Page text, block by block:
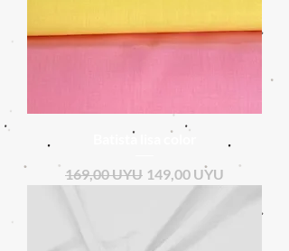
Batista lisa color
Precio
169,00 UYU Precio de oferta
149,00 UYU